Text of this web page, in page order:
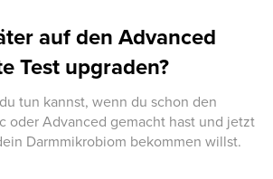
auf den Advanced
Test upgraden?
tun kannst, wenn du schon den
oder Advanced gemacht hast und jetzt
Darmmikrobiom bekommen willst.